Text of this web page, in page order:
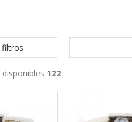
filtros
122